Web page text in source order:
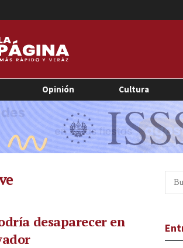
Opinión Cultura
desaparecer en